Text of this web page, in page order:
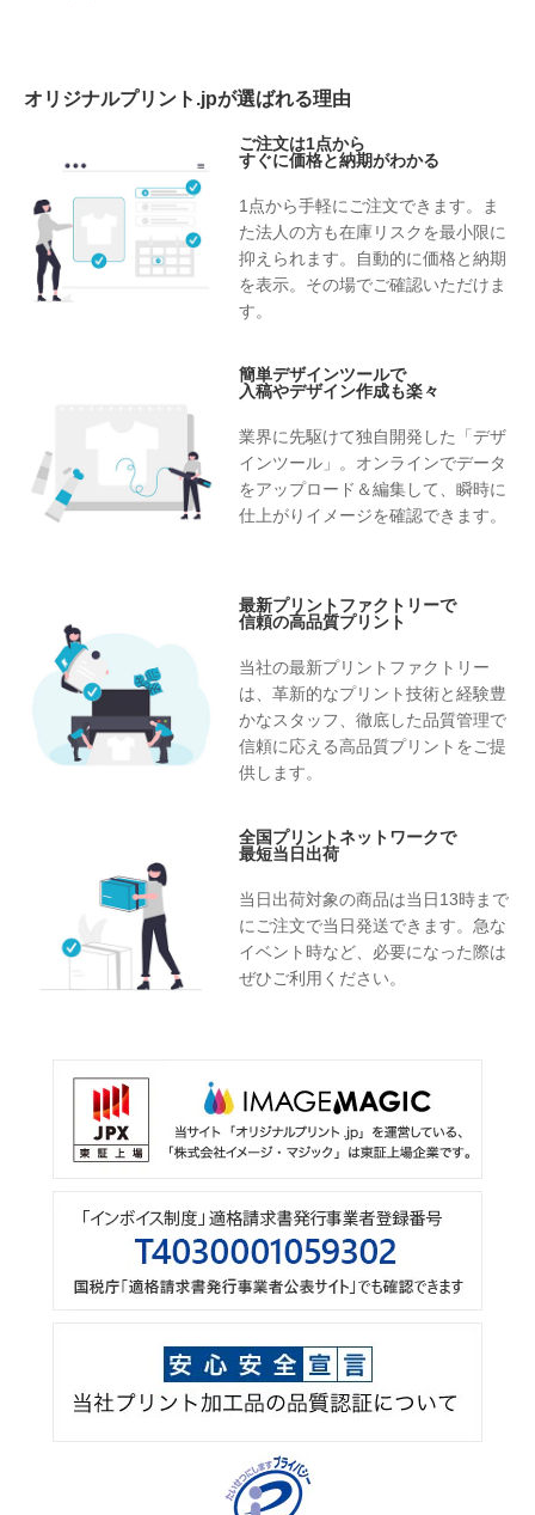
オリジナルプリント.jpが選ばれる理由
ご注文は1点から
すぐに価格と納期がわかる
1点から手軽にご注文できます。ま
た法人の方も在庫リスクを最小限に
抑えられます。自動的に価格と納期
を表示。その場でご確認いただけま
す。
簡単デザインツールで
入稿やデザイン作成も楽々
業界に先駆けて独自開発した「デザ
インツール」。オンラインでデータ
をアップロード＆編集して、瞬時に
仕上がりイメージを確認できます。
最新プリントファクトリーで
信頼の高品質プリント
当社の最新プリントファクトリー
は、革新的なプリント技術と経験豊
かなスタッフ、徹底した品質管理で
信頼に応える高品質プリントをご提
供します。
全国プリントネットワークで
最短当日出荷
当日出荷対象の商品は当日13時まで
にご注文で当日発送できます。急な
イベント時など、必要になった際は
ぜひご利用ください。